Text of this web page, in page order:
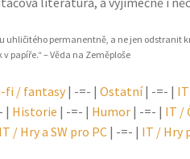
uhličitého permanentně, a ne jen
papíře.“ – Věda na Zeměploše
fi / fantasy| -=- | Ostatní| -=- |
| Historie | -=- | Humor| -=- | IT /
IT / Hry a SW pro PC| -=- | IT / Hry